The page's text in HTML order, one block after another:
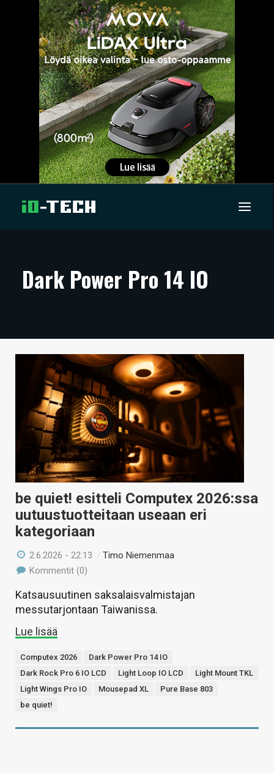
ARTIKKELIT
TECHBBS
HINTA.FI
KAUPPA
VAIHDA TEEMA
HAKU
Dark Power Pro 14 IO
be quiet! esitteli Computex 2026:ssa
uutuustuotteitaan useaan eri
kategoriaan
2.6.2026 - 22:13 /Timo Niemenmaa
Kommentit (0)
Katsausuutinen saksalaisvalmistajan
messutarjontaan Taiwanissa.
Lue lisää
Computex 2026
Dark Power Pro 14 IO
Dark Rock Pro 6 IO LCD
Light Loop IO LCD
Light Mount TKL
Light Wings Pro IO
Mousepad XL
Pure Base 803
be quiet!